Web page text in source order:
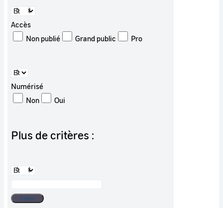
Accès
Non publié
Grand public Pro
Numérisé
Non
Oui
Plus de critères :